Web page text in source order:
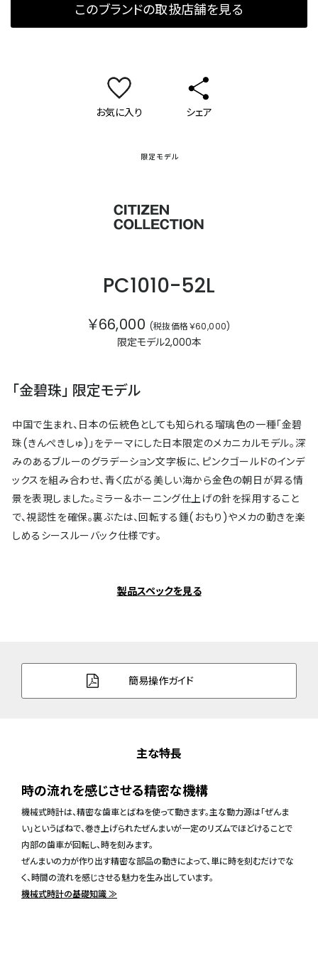
このブランドの取扱店舗を見る
お気に入り シェア
限定モデル
PC1010-52L
￥66,000 (税抜価格￥60,000)
限定モデル2,000本
「金碧珠」 限定モデル
中国で生まれ、日本の伝統色としても知られる瑠璃色の一種「金碧
珠(きんぺきしゅ)」をテーマにした日本限定のメカニカルモデル。深
みのあるブルーのグラデーション文字板に、ピンクゴールドのインデ
ックスを組み合わせ、青く広がる美しい海から金色の朝日が昇る情
景を表現しました。ミラー＆ホーニング仕上げの針を採用すること
で、視認性を確保。裏ぶたは、回転する錘(おもり)やメカの動きを楽
しめるシースルーバック仕様です。
製品スペックを見る
簡易操作ガイド
主な特長
時の流れを感じさせる精密な機構
機械式時計は、精密な歯車とばねを使って動きます。主な動力源は「ぜんま
い」というばねで、巻き上げられたぜんまいが一定のリズムでほどけることで
内部の歯車が回転し、時を刻みます。
ぜんまいの力が作り出す精密な部品の動きによって、単に時を刻むだけでな
く、時間の流れを感じさせる魅力を生み出しています。
機械式時計の基礎知識 ≫